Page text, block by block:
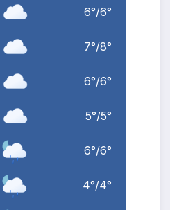
6°/6°
7°/8°
6°/6°
5°/5°
6°/6°
4°/4°